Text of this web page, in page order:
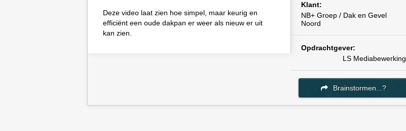
Deze video laat zien hoe simpel, maar keurig en
efficiënt een oude dakpan er weer als nieuw er uit
kan zien.
Klant:
NB+ Groep / Dak en Gevel
Noord
Opdrachtgever:
LS Mediabewerking
Brainstormen...?